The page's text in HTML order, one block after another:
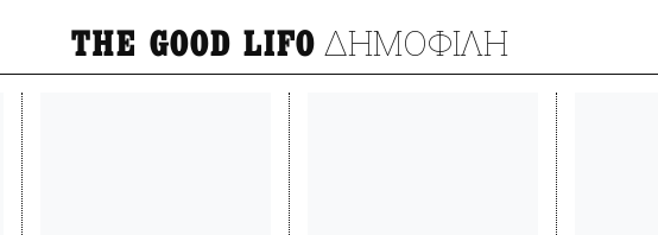
THE GOOD LIFO ΔΗΜΟΦΙΛΗ